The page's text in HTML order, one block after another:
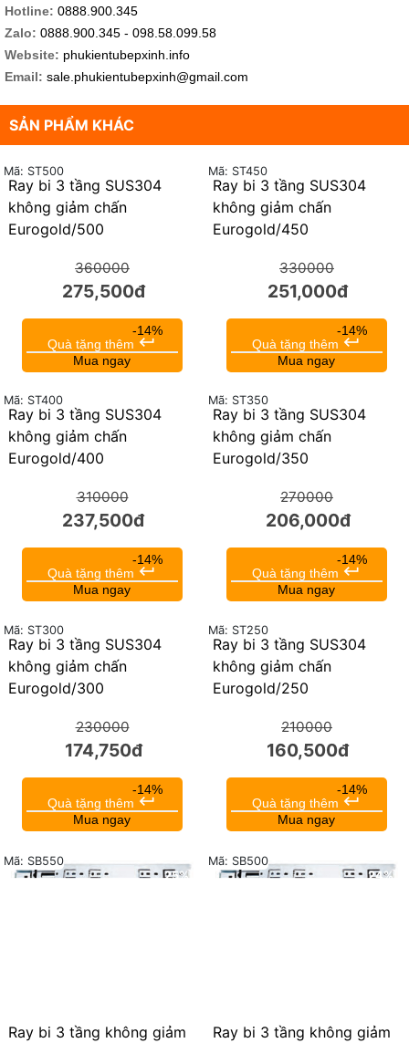
Hotline: 0888.900.345
Zalo: 0888.900.345 - 098.58.099.58
Website: phukientubepxinh.info
Email: sale.phukientubepxinh@gmail.com
SẢN PHẨM KHÁC
Ray bi 3 tầng SUS304
không giảm chấn
Eurogold/500
Mã: ST500
360000
275,500đ
-14%
Quà tặng thêm keyboard_return
Mua ngay
Ray bi 3 tầng SUS304
không giảm chấn
Eurogold/450
Mã: ST450
330000
251,000đ
-14%
Quà tặng thêm keyboard_return
Mua ngay
Ray bi 3 tầng SUS304
không giảm chấn
Eurogold/400
Mã: ST400
310000
237,500đ
-14%
Quà tặng thêm keyboard_return
Mua ngay
Ray bi 3 tầng SUS304
không giảm chấn
Eurogold/350
Mã: ST350
270000
206,000đ
-14%
Quà tặng thêm keyboard_return
Mua ngay
Ray bi 3 tầng SUS304
không giảm chấn
Eurogold/300
Mã: ST300
230000
174,750đ
-14%
Quà tặng thêm keyboard_return
Mua ngay
Ray bi 3 tầng SUS304
không giảm chấn
Eurogold/250
Mã: ST250
210000
160,500đ
-14%
Quà tặng thêm keyboard_return
Mua ngay
25%
Ray bi 3 tầng không giảm
Mã: SB550
24%
Ray bi 3 tầng không giảm
Mã: SB500